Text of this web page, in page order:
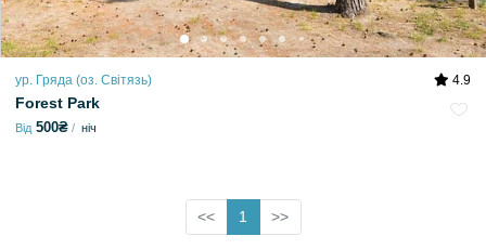
ур. Гряда (оз. Світязь) 4.9
Forest Park
Від 500₴ ніч
<< 1 >>